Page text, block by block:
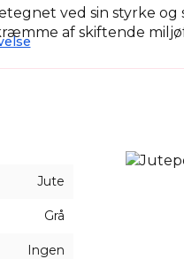
ved sin styrke og
af skiftende
dufte og
Jute
Grå
Ingen